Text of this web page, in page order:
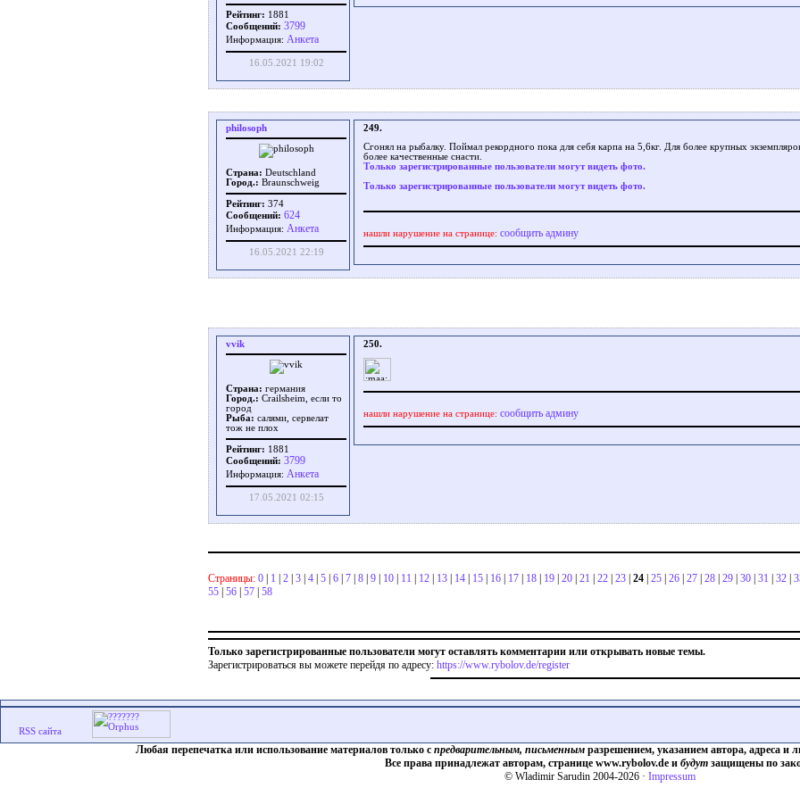
Рейтинг: 1881
Сообщений: 3799
Информация: Aнкета
16.05.2021 19:02
philosoph
Страна: Deutschland
Город.: Braunschweig
Рейтинг: 374
Сообщений: 624
Информация: Aнкета
16.05.2021 22:19
249.
Сгонял на рыбалку. Поймал рекордного пока для себя карпа на 5,6кг. Для более крупных
более качественные снасти.
Только зарегистрированные пользователи могут видеть фото.
Только зарегистрированные пользователи могут видеть фото.
нашли нарушение на странице: сообщить админу
vvik
Страна: германия
Город.: Crailsheim, если то
город
Рыба: салями, сервелат
тож не плох
Рейтинг: 1881
Сообщений: 3799
Информация: Aнкета
17.05.2021 02:15
250.
нашли нарушение на странице: сообщить админу
Страницы: 0 | 1 | 2 | 3 | 4 | 5 | 6 | 7 | 8 | 9 | 10 | 11 | 12 | 13 | 14 | 15 | 16 | 17 | 18 | 19 | 20 | 21 | 22 | 23 | 24 | 25 | 26 | 27 | 28 | 29 | 30 | 31 | 32 |
55 | 56 | 57 | 58
Только зарегистрированные пользователи могут оставлять комментарии или открывать новые темы.
Зарегистрироваться вы можете перейдя по адресу: https://www.rybolov.de/register
Любая перепечатка или использование материалов только с предварительным, письменнымразрешением, указанием автора, адреса и
Все права принадлежат авторам, странице www.rybolov.de и будут защищены по
© Wladimir Sarudin 2004-2026 · Impressum